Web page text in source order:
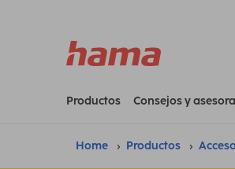
Productos Consejos y
Home Productos